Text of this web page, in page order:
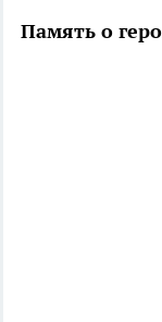
Память о